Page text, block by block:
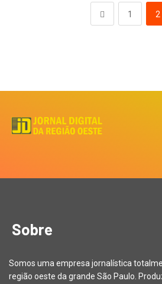
1 2
Sobre
Somos uma empresa jornalística
região oeste da grande São Paulo.